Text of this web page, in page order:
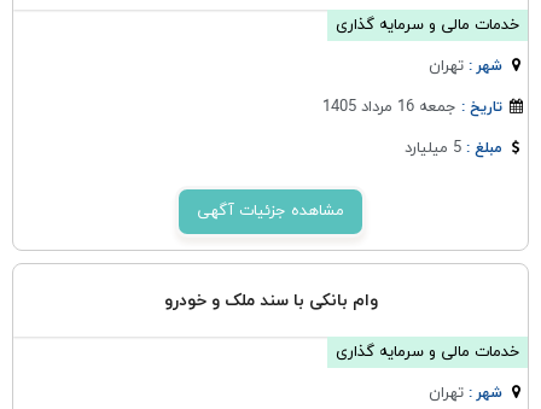
خدمات مالی و سرمایه گذاری
شهر :تهران
تاریخ : جمعه 16 مرداد 1405
مبلغ :5 میلیارد
مشاهده جزئیات آگهی
وام بانکی با سند ملک و خودرو
خدمات مالی و سرمایه گذاری
شهر :تهران